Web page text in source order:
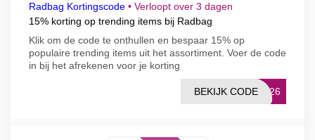
Radbag Kortingscode • Verloopt over 3 dagen
15% korting op trending items bij Radbag
Klik om de code te onthullen en bespaar 15% op
populaire trending items uit het assortiment. Voer de code
in bij het afrekenen voor je korting
ST26
BEKIJK CODE